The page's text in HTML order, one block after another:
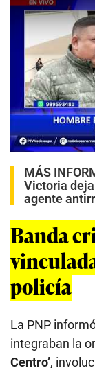
MÁS
Victoria deja
agente
Banda
policía
La PNP
integraban la
Centro’,